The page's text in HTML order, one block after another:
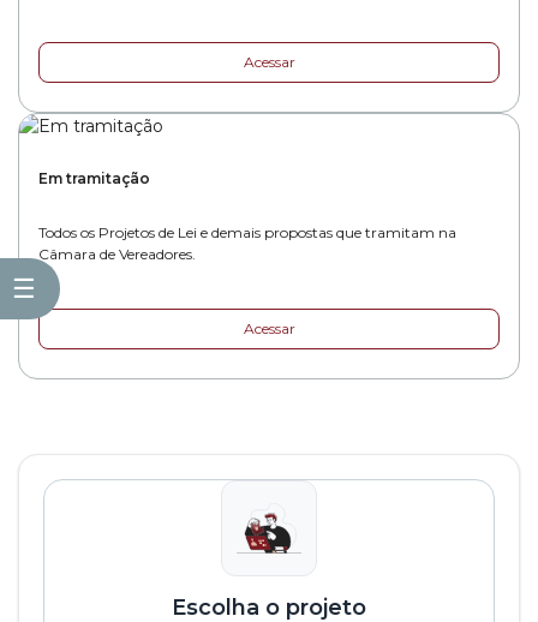
☰
Acessar
Em tramitação
Todos os Projetos de Lei e demais propostas que tramitam na
Câmara de Vereadores.
Acessar
Escolha o projeto